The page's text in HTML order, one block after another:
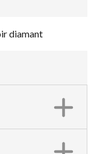
diamant